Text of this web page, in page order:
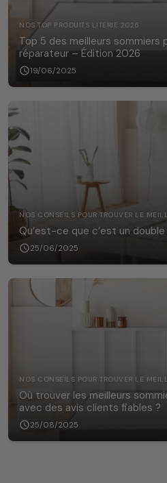
NOS TOP PRODUITS LITERIE 2026
Top 5 des meilleurs sommiers
réparateur – Édition 2026
schedule19/06/2025
NOS CONSEILS POUR TROUVER LE
Qu’est-ce que c’est un
schedule25/06/2025
NOS CONSEILS POUR TROUVER LE
Où trouver les meilleurs
avec des avis clients fiables ?
schedule25/08/2025